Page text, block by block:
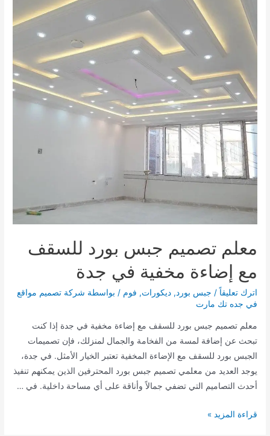
معلم تصميم جبس بورد للسقف
مع إضاءة مخفية في جدة
اترك تعليقاً / جبس بورد,ديكورات, فوم / بواسطة شركة تصميم مواقع
في جده تك مارت
معلم تصميم جبس بورد للسقف مع إضاءة مخفية في جدة إذا كنت
تبحث عن إضافة لمسة من الفخامة والجمال لمنزلك، فإن تصميمات
الجبس بورد للسقف مع الإضاءة المخفية تعتبر الخيار الأمثل. في جدة،
يوجد العديد من معلمي تصميم جبس بورد المحترفين الذين يمكنهم تنفيذ
أحدث التصاميم التي تضفي جمالاً وأناقة على أي مساحة داخلية. في …
معلم
قراءة المزيد »
القائمة
القائمة